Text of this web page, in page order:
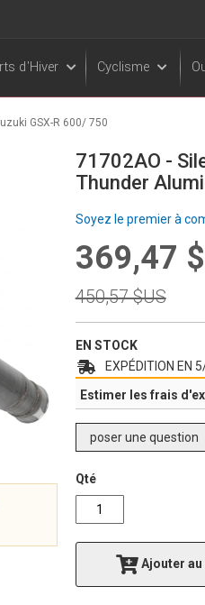
d'Hiver Cyclisme
GSX-R 600/ 750
71702AO -
Thunder
Soyez le premier à
Prix
Spécial
369,47
Prix
normal
450,57 $US
EN STOCK
EXPÉDITION EN
Estimer les frais
poser une question
Qté
Ajouter au